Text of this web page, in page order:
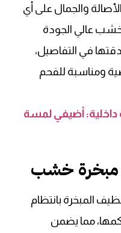
والجمال على أي
عالي الجودة
في التفاصيل،
ومناسبة للفحم
داخلية: أضيفي لمسة
مبخرة خشب
المبخرة بانتظام
مما يضمن